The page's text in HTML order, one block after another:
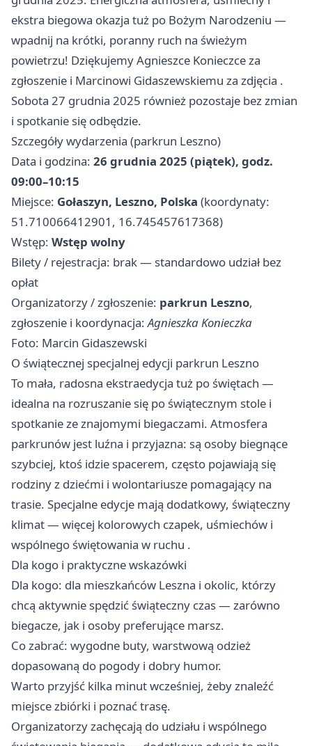
ekstra biegowa okazja tuż po Bożym Narodzeniu —
wpadnij na krótki, poranny ruch na świeżym
powietrzu! Dziękujemy Agnieszce Konieczce za
zgłoszenie i Marcinowi Gidaszewskiemu za zdjęcia .
Sobota 27 grudnia 2025 również pozostaje bez zmian
i spotkanie się odbędzie.
Szczegóły wydarzenia (parkrun Leszno)
Data i godzina: 26 grudnia 2025 (piątek), godz.
09:00–10:15
Miejsce: Gołaszyn, Leszno, Polska (koordynaty:
51.710066412901, 16.745457617368)
Wstęp: Wstęp wolny
Bilety / rejestracja: brak — standardowo udział bez
opłat
Organizatorzy / zgłoszenie: parkrun Leszno,
zgłoszenie i koordynacja:Agnieszka Konieczka
Foto: Marcin Gidaszewski
O świątecznej specjalnej edycji parkrun Leszno
To mała, radosna ekstraedycja tuż po świętach —
idealna na rozruszanie się po świątecznym stole i
spotkanie ze znajomymi biegaczami. Atmosfera
parkrunów jest luźna i przyjazna: są osoby biegnące
szybciej, ktoś idzie spacerem, często pojawiają się
rodziny z dziećmi i wolontariusze pomagający na
trasie. Specjalne edycje mają dodatkowy, świąteczny
klimat — więcej kolorowych czapek, uśmiechów i
wspólnego świętowania w ruchu .
Dla kogo i praktyczne wskazówki
Dla kogo: dla mieszkańców Leszna i okolic, którzy
chcą aktywnie spędzić świąteczny czas — zarówno
biegacze, jak i osoby preferujące marsz.
Co zabrać: wygodne buty, warstwową odzież
dopasowaną do pogody i dobry humor.
Warto przyjść kilka minut wcześniej, żeby znaleźć
miejsce zbiórki i poznać trasę.
Organizatorzy zachęcają do udziału i wspólnego